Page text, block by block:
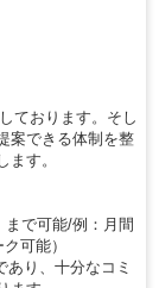
ております。そし
案できる体制を整
す。
で可能/例：月間
可能）
り、十分なコミ